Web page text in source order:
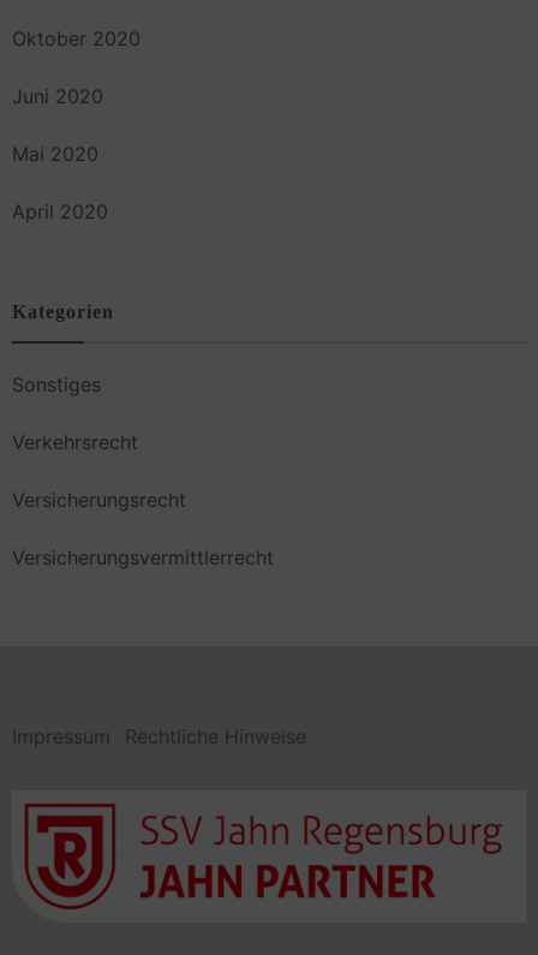
Oktober 2020
Juni 2020
Mai 2020
April 2020
Kategorien
Sonstiges
Verkehrsrecht
Versicherungsrecht
Versicherungsvermittlerrecht
Impressum Rechtliche Hinweise